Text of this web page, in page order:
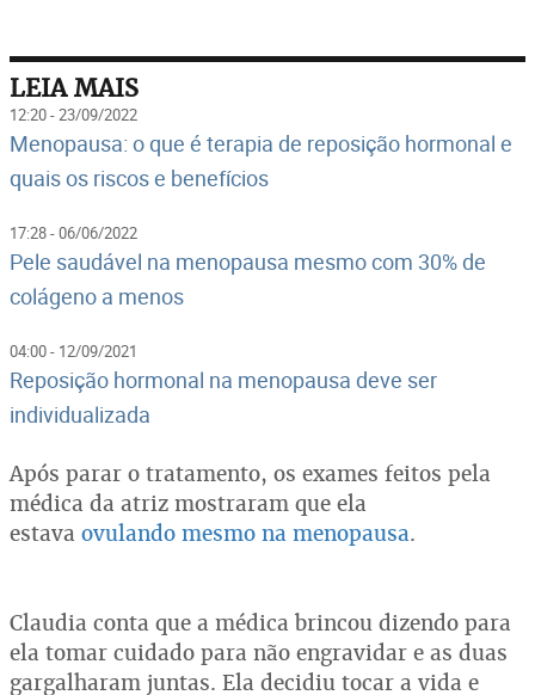
LEIA MAIS
12:20 - 23/09/2022
Menopausa: o que é terapia de reposição hormonal e
quais os riscos e benefícios
17:28 - 06/06/2022
Pele saudável na menopausa mesmo com 30% de
colágeno a menos
04:00 - 12/09/2021
Reposição hormonal na menopausa deve ser
individualizada
Após parar o tratamento, os exames feitos pela
médica da atriz mostraram que ela
estava ovulando mesmo na menopausa.
Claudia conta que a médica brincou dizendo para
ela tomar cuidado para não engravidar e as duas
gargalharam juntas. Ela decidiu tocar a vida e